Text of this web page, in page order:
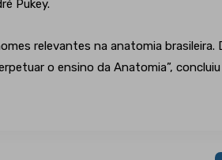
Pukey.
relevantes na anatomia brasileira.
o ensino da Anatomia”,